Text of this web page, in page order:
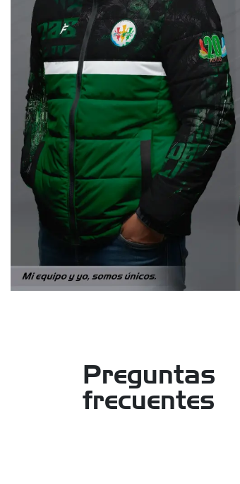
Preguntas
frecuentes